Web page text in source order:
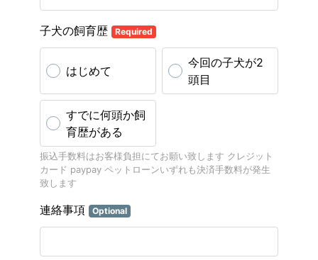
子犬の飼育歴 Required
はじめて
今回の子犬が2
頭目
すでに何頭か飼
育歴がある
振込手数料はお客様負担にてお願い致します クレジット
カード paypay ペットローンいずれも決済手数料が発生
致します
連絡事項 Optional